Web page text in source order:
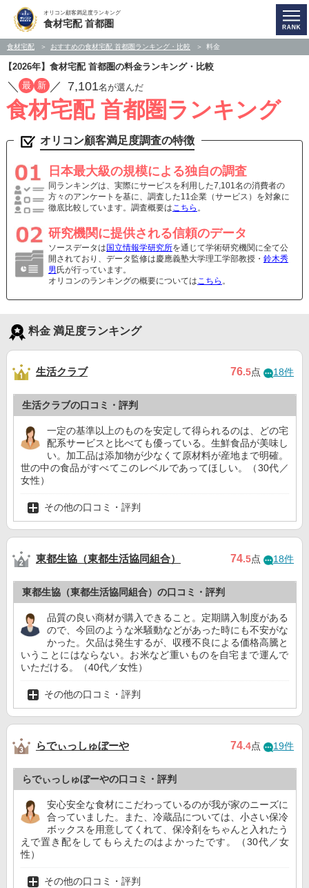
オリコン顧客満足度ランキング
食材宅配 首都圏
食材宅配 おすすめの食材宅配 首都圏ランキング・比較 料金
【2026年】食材宅配 首都圏の料金ランキング・比較
／ 最 新 ／ 7,101名が選んだ
食材宅配 首都圏ランキング
オリコン顧客満足度調査の特徴
日本最大級の規模による独自の調査
同ランキングは、実際にサービスを利用した7,101名の消費者の
方々のアンケートを基に、調査した11企業（サービス）を対象に
徹底比較しています。調査概要はこちら 。
研究機関に提供される信頼のデータ
ソースデータは 国立情報学研究所を通じて学術研究機関に全て公
開されており、データ監修は慶應義塾大学理工学部教授・ 鈴木秀
男 氏が行っています。
オリコンのランキングの概要についてはこちら 。
料金 満足度ランキング
生活クラブ 76.5点 18件
生活クラブの口コミ・評判
一定の基準以上のものを安定して得られるのは、どの宅
配系サービスと比べても優っている。生鮮食品が美味し
い。加工品は添加物が少なくて原材料が産地まで明確。
世の中の食品がすべてこのレベルであってほしい。（30代／
女性）
その他の口コミ・評判
東都生協（東都生活協同組合） 74.5点 18件
東都生協（東都生活協同組合）の口コミ・評判
品質の良い商材が購入できること。定期購入制度がある
ので、今回のような米騒動などがあった時にも不安がな
かった。欠品は発生するが、収穫不良による価格高騰と
いうことにはならない。お米など重いものを自宅まで運んで
いただける。（40代／女性）
その他の口コミ・評判
らでぃっしゅぼーや 74.4点 19件
らでぃっしゅぼーやの口コミ・評判
安心安全な食材にこだわっているのが我が家のニーズに
合っていました。また、冷蔵品については、小さい保冷
ボックスを用意してくれて、保冷剤をちゃんと入れたう
えで置き配をしてもらえたのはよかったです。（30代／女
性）
その他の口コミ・評判